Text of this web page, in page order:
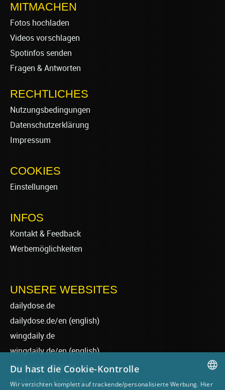
MITMACHEN
Fotos hochladen
Videos vorschlagen
Spotinfos senden
Fragen & Antworten
RECHTLICHES
Nutzungsbedingungen
Datenschutzerklärung
Impressum
COOKIES
Einstellungen
INFOS
Kontakt & Feedback
Werbemöglichkeiten
UNSERE WEBSITES
dailydose.de
dailydose.de/en (english)
wingdaily.de
wingdaily.de/en(english)
dailydose-shop.de
windsurfen-lernen.de
Du hast die Cookie-Kontrolle
Wir verzichten komplett auf trackende/personalisierte Werbung. Hier